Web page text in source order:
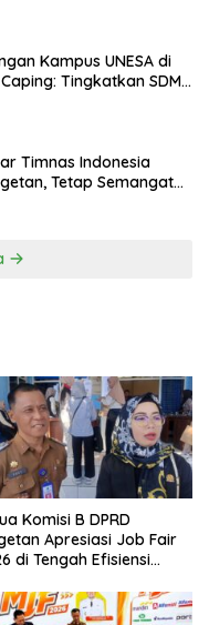
Kampus UNESA di
Tingkatkan SDM
Timnas Indonesia
Tetap Semangat
Komisi B DPRD
Apresiasi Job Fair
di Tengah Efisiensi